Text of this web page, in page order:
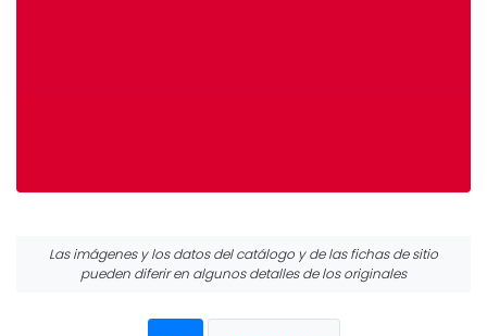
Las imágenes y los datos del catálogo y de las fichas de sitio
pueden diferir en algunos detalles de los originales